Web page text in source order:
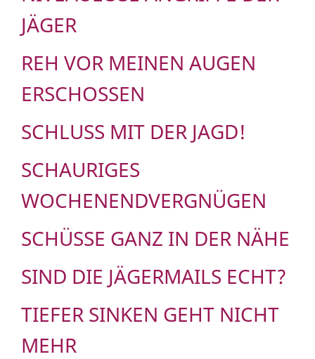
JÄGER
REH VOR MEINEN AUGEN
ERSCHOSSEN
SCHLUSS MIT DER JAGD!
SCHAURIGES
WOCHENENDVERGNÜGEN
SCHÜSSE GANZ IN DER NÄHE
SIND DIE JÄGERMAILS ECHT?
TIEFER SINKEN GEHT NICHT
MEHR